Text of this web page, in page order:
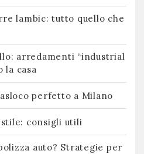
lambic: tutto quello che
arredamenti “industrial
la casa
perfetto a Milano
consigli utili
auto? Strategie per